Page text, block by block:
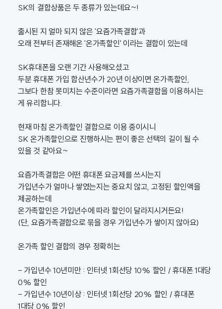
SK의 결합상품은 두 종류가 있는데요~!
출시된 지 얼마 되지 않은 '요즘가족결합'과
오래 전부터 존재해온 '온가족할인' 이라는 결합이 있는데
SK휴대폰을 오랜 기간 사용해오셨고
두분 휴대폰 가입 합산년수가 20년 이상이면 온가족할인,
그보다 한참 못미치는 수준이라면 요즘가족결합을 이용하시는
게 유리합니다.
현재 마침 온가족할인 결합으로 이용 중이시니
SK 온가족할인으로 진행하시는 편이 좋은 선택의 길이 될 수
있을 것 같아요~
요즘가족결합은 어떤 휴대폰 요금제를 쓰시는지
가입년수가 얼마나 쌓였는지는 중요치 않고, 고정된 할인액을
제공하는데
온가족할인은 가입년수에 따라 할인이 달라지시거든요!
(단, 요즘가족결합으로 묶을 경우 가입년수가 쌓이지 않아요)
온가족 할인 결합의 경우 정확히는
- 가입년수 10년미만 : 인터넷 1회선당 10% 할인 / 휴대폰 1대당
0% 할인
- 가입년수 10년이상 : 인터넷 1회선당 20% 할인 / 휴대폰
1대당 0% 할인